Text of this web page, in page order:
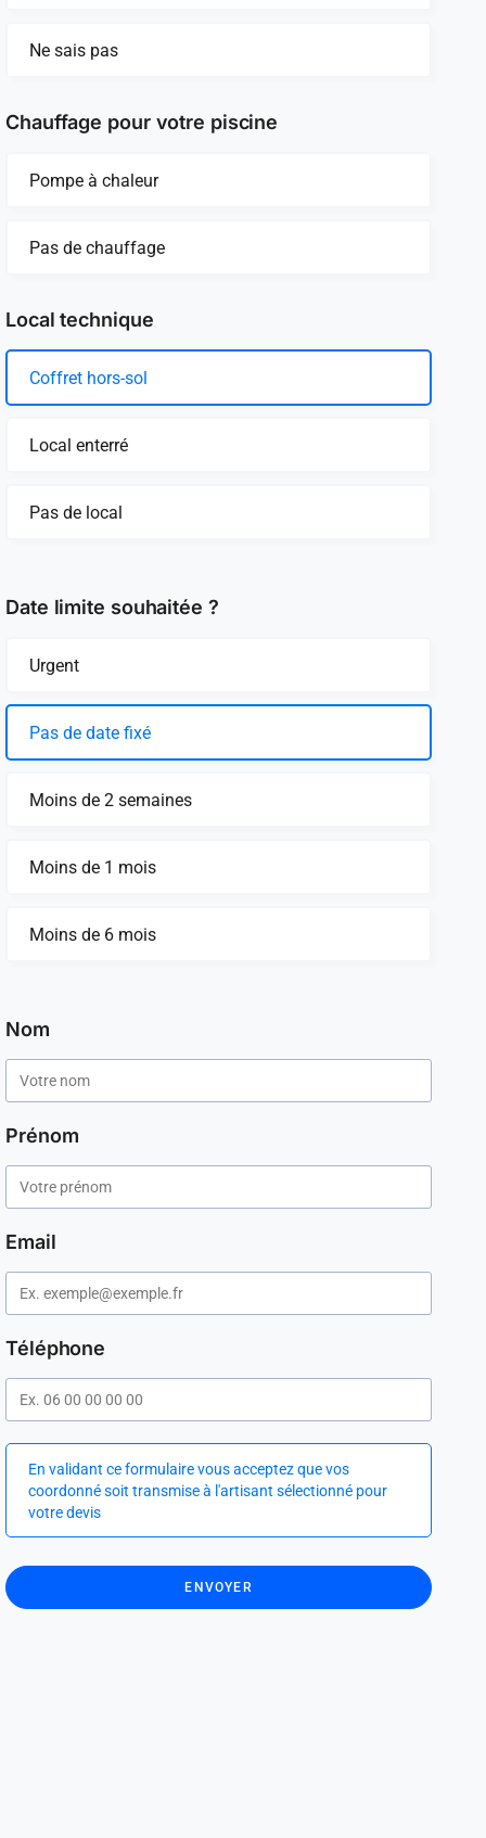
Ne sais pas
Chauffage pour votre piscine
Pompe à chaleur
Pas de chauffage
Local technique
Coffret hors-sol
Local enterré
Pas de local
Date limite souhaitée ?
Urgent
Pas de date fixé
Moins de 2 semaines
Moins de 1 mois
Moins de 6 mois
Nom
Prénom
Email
Téléphone
En validant ce formulaire vous acceptez que vos
coordonné soit transmise à l'artisant sélectionné pour
votre devis
ENVOYER